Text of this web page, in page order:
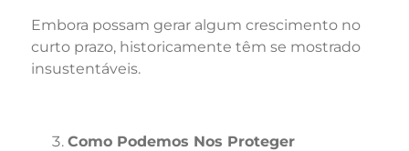
Embora possam gerar algum crescimento no
curto prazo, historicamente têm se mostrado
insustentáveis.
Como Podemos Nos Proteger